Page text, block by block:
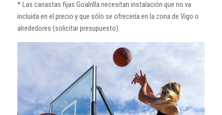
* Las canastas fijas Goalrilla necesitan instalación que no va
incluida en el precio y que sólo se ofrecería en la zona de Vigo o
alrededores (solicitar presupuesto).